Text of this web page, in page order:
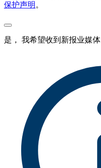
保护声明 。
是， 我希望收到新报业媒体